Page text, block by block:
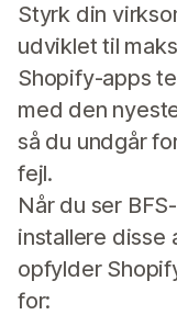
Styrk din
udviklet til
Shopify-apps
med den
så du undgår
fejl.
Når du ser
installere disse
opfylder
for: